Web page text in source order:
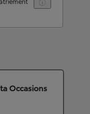
Occasions